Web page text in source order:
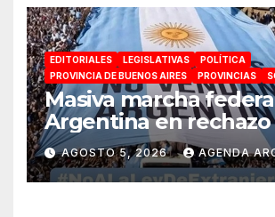
EDITORIALES LEGISLATIVAS
POLÍTICA
PROVINCIA DE BUENOS AIRES
PROVINCIAS
Masiva marcha
Argentina en rechazo
reforma de la Ley de
impulsada por Milei:
soberanía no se
AGOSTO 5, 2026 AGENDA